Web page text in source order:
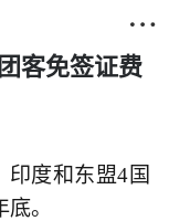

客免签证费
度和东盟4国
。